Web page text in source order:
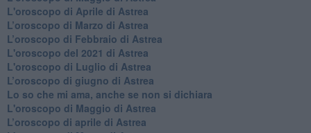
L'oroscopo di Aprile di Astrea
​L’oroscopo di Marzo di Astrea
​L’oroscopo di Febbraio di Astrea
L'oroscopo del 2021 di Astrea
L'oroscopo di Luglio di Astrea
​L’oroscopo di giugno di Astrea
​Lo so che mi ama, anche se non si dichiara
L'oroscopo di Maggio di Astrea
​L’oroscopo di aprile di Astrea